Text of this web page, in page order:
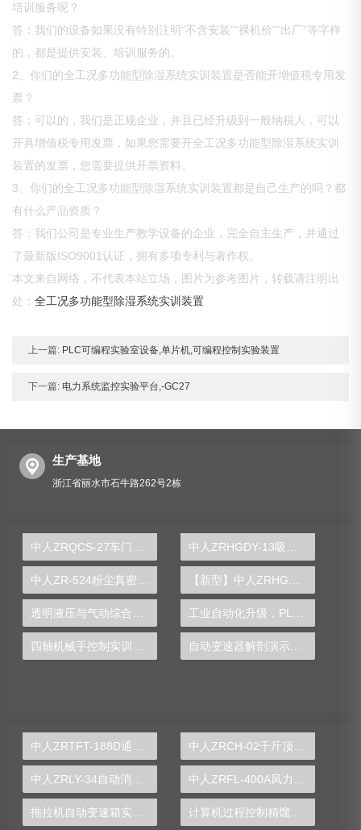
培训服务呢？
答：我们的设备如果没有特别注明“不含安装”“裸机价”“出厂”等字样
的，都是提供安装、培训服务的。
2、你们的全工况多功能型除湿系统实训装置是否能开增值税专用发
票？
答：可以的，我们是正规企业，并且已经升级到一般纳税人，可以
开具增值税专用发票，如果您需要开全工况多功能型除湿系统实训
装置的发票，您需要提供开票资料。
3、你们的全工况多功能型除湿系统实训装置都是自己生产的吗？都
有什么产品资质？
答：我们公司是专业生产教学设备的企业，完全自主生产，并通过
了最新版ISO9001认证，拥有多项专利与著作权。
本文来自网络，不代表本站立场，图片为参考图片，转载请注明出
处：全工况多功能型除湿系统实训装置
上一篇: PLC可编程实验室设备,单片机,可编程控制实验装置
下一篇: 电力系统监控实验平台,-GC27
生产基地
浙江省丽水市石牛路262号2栋